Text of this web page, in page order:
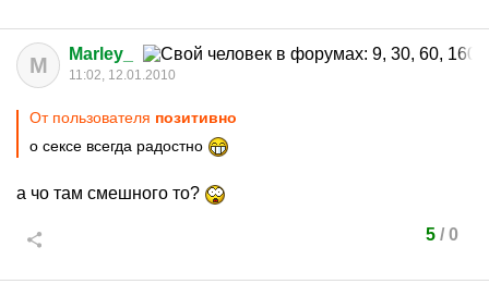
M Marley_
11:02, 12.01.2010
От пользователя позитивно
о сексе всегда радостно
а чо там смешного то?
5/ 0